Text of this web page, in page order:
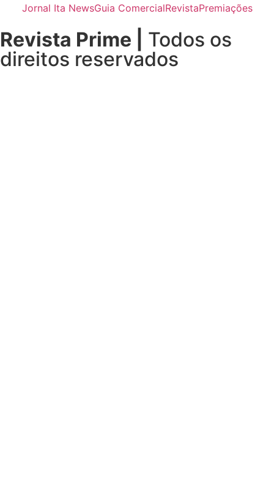
Jornal Ita NewsGuia ComercialRevistaPremiações
Revista Prime |
Todos os
direitos reservados